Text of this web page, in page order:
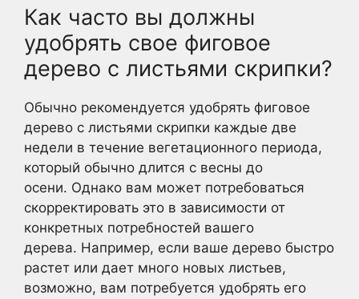
Как часто вы должны
удобрять свое фиговое
дерево с листьями скрипки?
Обычно рекомендуется удобрять фиговое
дерево с листьями скрипки каждые две
недели в течение вегетационного периода,
который обычно длится с весны до
осени. Однако вам может потребоваться
скорректировать это в зависимости от
конкретных потребностей вашего
дерева. Например, если ваше дерево быстро
растет или дает много новых листьев,
возможно, вам потребуется удобрять его